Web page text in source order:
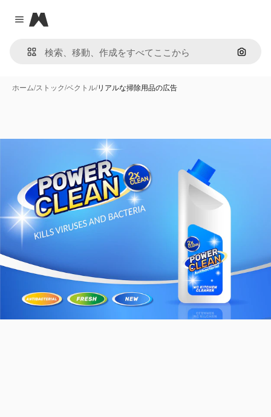
Close menu
Magnific
画像で
ホーム/ストック/ベクトル/リアルな掃除用品の広告